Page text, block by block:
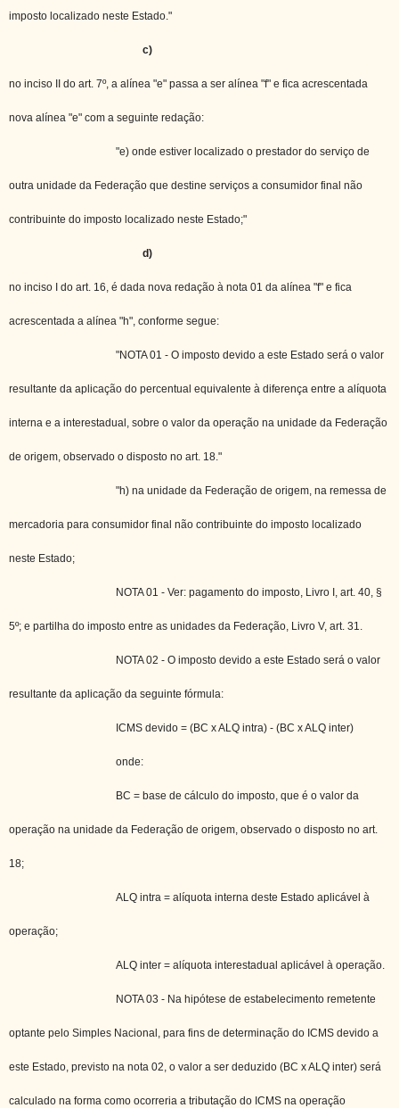
imposto localizado neste Estado."
c)
no inciso II do art. 7º, a alínea "e" passa a ser alínea "f" e fica acrescentada
nova alínea "e" com a seguinte redação:
"e) onde estiver localizado o prestador do serviço de
outra unidade da Federação que destine serviços a consumidor final não
contribuinte do imposto localizado neste Estado;"
d)
no inciso I do art. 16, é dada nova redação à nota 01 da alínea "f" e fica
acrescentada a alínea "h", conforme segue:
"NOTA 01 - O imposto devido a este Estado será o valor
resultante da aplicação do percentual equivalente à diferença entre a alíquota
interna e a interestadual, sobre o valor da operação na unidade da Federação
de origem, observado o disposto no art. 18."
"h) na unidade da Federação de origem, na remessa de
mercadoria para consumidor final não contribuinte do imposto localizado
neste Estado;
NOTA 01 - Ver: pagamento do imposto, Livro I, art. 40, §
5º; e partilha do imposto entre as unidades da Federação, Livro V, art. 31.
NOTA 02 - O imposto devido a este Estado será o valor
resultante da aplicação da seguinte fórmula:
ICMS devido = (BC x ALQ intra) - (BC x ALQ inter)
onde:
BC = base de cálculo do imposto, que é o valor da
operação na unidade da Federação de origem, observado o disposto no art.
18;
ALQ intra = alíquota interna deste Estado aplicável à
operação;
ALQ inter = alíquota interestadual aplicável à operação.
NOTA 03 - Na hipótese de estabelecimento remetente
optante pelo Simples Nacional, para fins de determinação do ICMS devido a
este Estado, previsto na nota 02, o valor a ser deduzido (BC x ALQ inter) será
calculado na forma como ocorreria a tributação do ICMS na operação